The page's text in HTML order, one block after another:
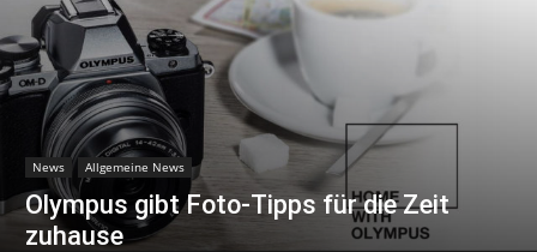
News Allgemeine News
Olympus gibt Foto-Tipps für die Zeit
zuhause